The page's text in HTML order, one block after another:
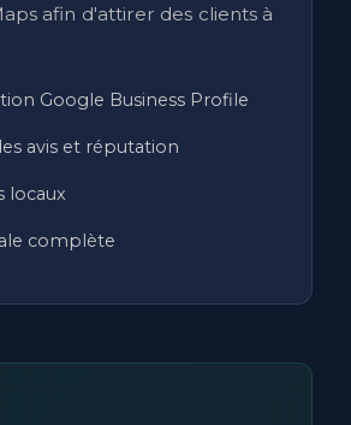
afin d'attirer des clients à
Google Business Profile
avis et réputation
locaux
complète